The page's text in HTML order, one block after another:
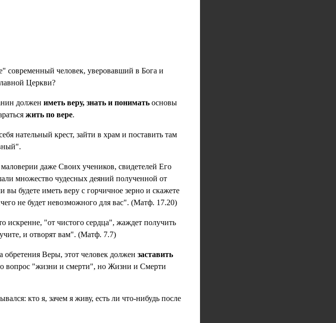
современный человек, уверовавший в Бога и
Церкви?
должен иметь веру, знать и понимать основы
жить по вере.
нательный крест, зайти в храм и поставить там
даже Своих учеников, свидетелей Его
множество чудесных деяний полученной от
будете иметь веру с горчичное зерно и скажете
не будет невозможного для вас". (Матф. 17.20)
искренне, "от чистого сердца", жаждет получить
и отворят вам". (Матф. 7.7)
Веры, этот человек должен заставить
вопрос "жизни и смерти", но Жизни и Смерти
кто я, зачем я живу, есть ли что-нибудь после